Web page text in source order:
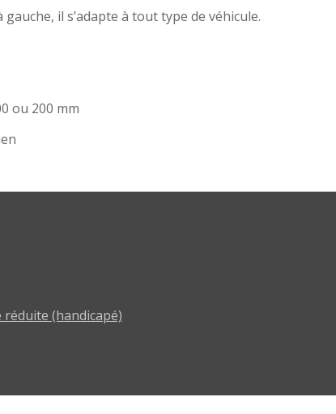
il s’adapte à tout type de véhicule.
ou 200 mm
(handicapé)